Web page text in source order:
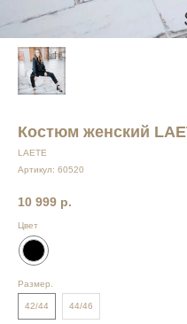
Костюм женский
LAETE
Артикул: 60520
10 999 р.
Цвет
Размер.
42/44 44/46